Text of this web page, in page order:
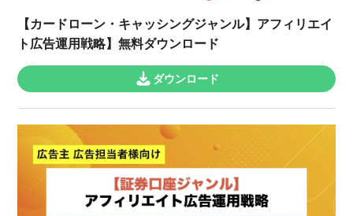
【カードローン・キャッシングジャンル】アフィリエイ
ト広告運用戦略】無料ダウンロード
ダウンロード